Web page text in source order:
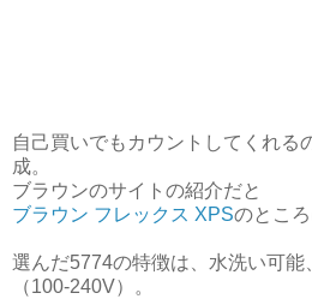
自己買いでもカウントしてくれる
成。
ブラウンのサイトの紹介だと
ブラウン フレックス XPSのところ
選んだ5774の特徴は、水洗い可能
（100-240V）。